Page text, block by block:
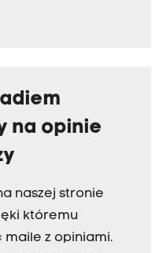
na opinie
naszej stronie
któremu
maile z opiniami.